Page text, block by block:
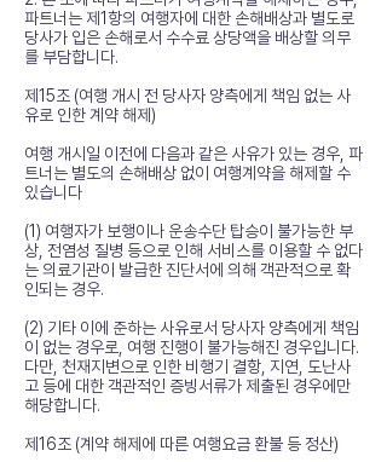
파트너는 제1항의 여행자에 대한 손해배상과 별도로
당사가 입은 손해로서 수수료 상당액을 배상할 의무
를 부담합니다.
제15조 (여행 개시 전 당사자 양측에게 책임 없는 사
유로 인한 계약 해제)
여행 개시일 이전에 다음과 같은 사유가 있는 경우, 파
트너는 별도의 손해배상 없이 여행계약을 해제할 수
있습니다
(1) 여행자가 보행이나 운송수단 탑승이 불가능한 부
상, 전염성 질병 등으로 인해 서비스를 이용할 수 없다
는 의료기관이 발급한 진단서에 의해 객관적으로 확
인되는 경우.
(2) 기타 이에 준하는 사유로서 당사자 양측에게 책임
이 없는 경우로, 여행 진행이 불가능해진 경우입니다.
다만, 천재지변으로 인한 비행기 결항, 지연, 도난사
고 등에 대한 객관적인 증빙서류가 제출된 경우에만
해당합니다.
제16조 (계약 해제에 따른 여행요금 환불 등 정산)